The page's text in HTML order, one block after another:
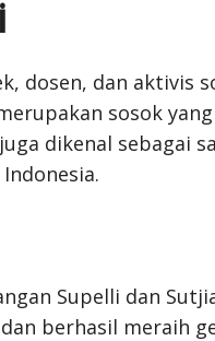
dosen, dan aktivis
sosok
dikenal sebagai
Supelli dan
berhasil meraih